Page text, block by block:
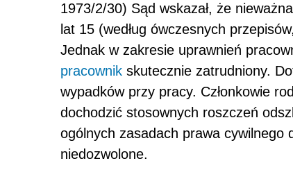
1973/2/30) Sąd wskazał, że
lat 15 (według ówczesnych
Jednak w zakresie uprawnień
pracownik skutecznie zatrudniony.
wypadków przy pracy. Członkowie
dochodzić stosownych roszczeń
ogólnych zasadach prawa cywilnego
niedozwolone.